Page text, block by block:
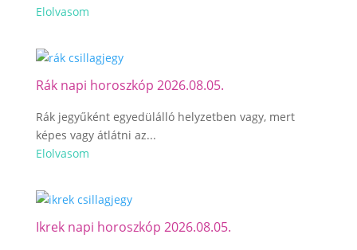
Elolvasom
Rák napi horoszkóp 2026.08.05.
Rák jegyűként egyedülálló helyzetben vagy, mert
képes vagy átlátni az...
Elolvasom
Ikrek napi horoszkóp 2026.08.05.